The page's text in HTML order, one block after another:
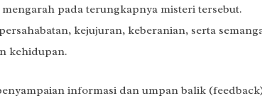
pada terungkapnya misteri tersebut.
kejujuran, keberanian, serta
kehidupan.
informasi dan umpan balik